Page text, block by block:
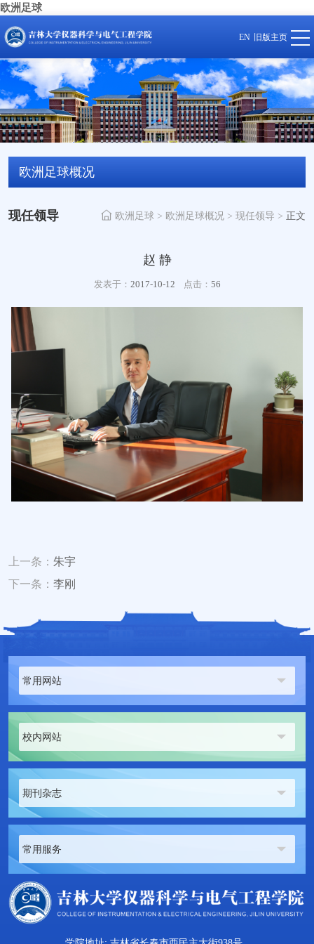
欧洲足球
EN 旧版主页
欧洲足球概况
现任领导 欧洲足球 > 欧洲足球概况 > 现任领导 > 正文
赵 静
发表于： 2017-10-12 点击： 56
上一条： 朱宇
下一条： 李刚
常用网站
校内网站
期刊杂志
常用服务